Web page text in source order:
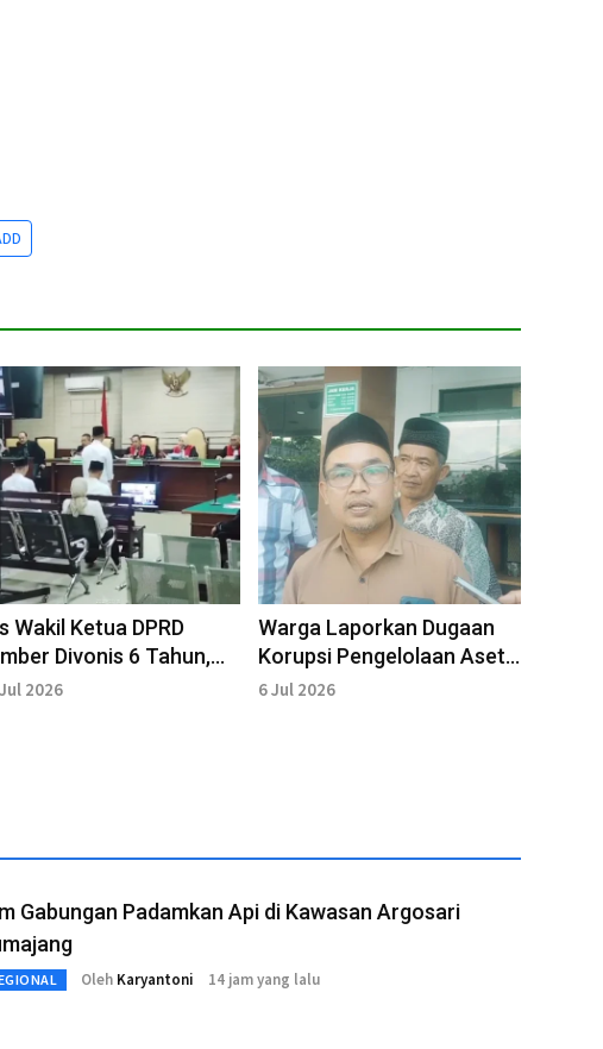
Wakil Ketua DPRD
Divonis 6 Tahun,
Isyaratkan
2026
Warga Laporkan Dugaan
Korupsi Pengelolaan Aset
dan Anggaran Desa
6 Jul 2026
Gabungan Padamkan Api di Kawasan Argosari
Oleh Karyantoni 14 jam yang lalu